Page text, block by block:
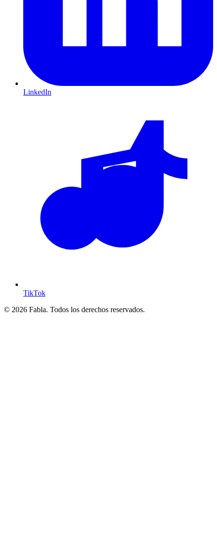
LinkedIn
TikTok
© 2026 Fabla. Todos los derechos reservados.